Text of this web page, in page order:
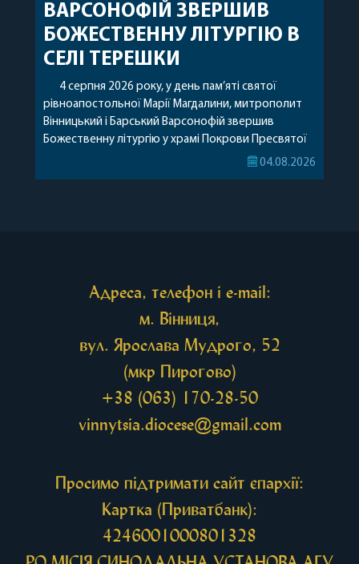
ВАРСОНОФІЙ ЗВЕРШИВ
БОЖЕСТВЕННУ ЛІТУРГІЮ В
СЕЛІ ТЕРЕШКИ
4 серпня 2026 року, у день пам’яті святої
рівноапостольної Марії Магдалини, митрополит
Вінницький і Барський Варсонофій звершив
Божественну літургію у храмі Покрови Пресвятої
Богородиці села Терешки Барського благочиння.
04.08.2026
Адреса, телефон і e-mail:
м. Вінниця,
вул. Ярослава Мудрого, 52
(мкр Пирогово)
+38 (063) 170-28-50
vinnytsia.diocese@gmail.com
Просимо підтримати сайт єпархії:
Картка (Приватбанк):
4246001000801328